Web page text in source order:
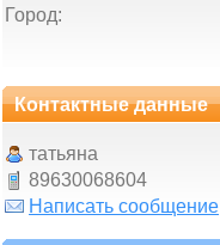
Город:
Контактные данные
татьяна
89630068604
Написать сообщение